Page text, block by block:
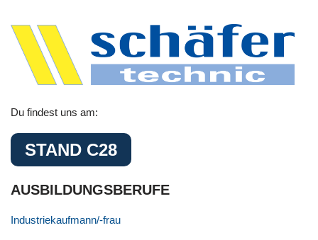
Du findest uns am:
STAND C28
AUSBILDUNGSBERUFE
Industriekaufmann/-frau